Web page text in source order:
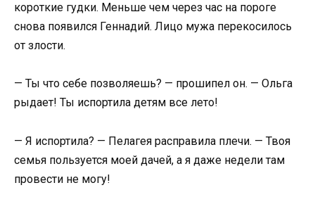
короткие гудки. Меньше чем через час на пороге
снова появился Геннадий. Лицо мужа перекосилось
от злости.
— Ты что себе позволяешь? — прошипел он. — Ольга
рыдает! Ты испортила детям все лето!
— Я испортила? — Пелагея расправила плечи. — Твоя
семья пользуется моей дачей, а я даже недели там
провести не могу!